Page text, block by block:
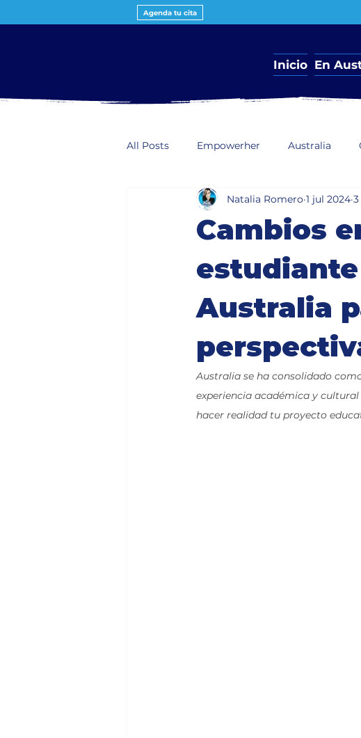
Inicio En
Agenda tu cita
All Posts Empowerher Australia
Estudiantes internacionales Becas
Cambios
Australia
Natalia Romero 1 jul 2024
Australia se ha consolidado
experiencia académica y
hacer realidad tu proyecto